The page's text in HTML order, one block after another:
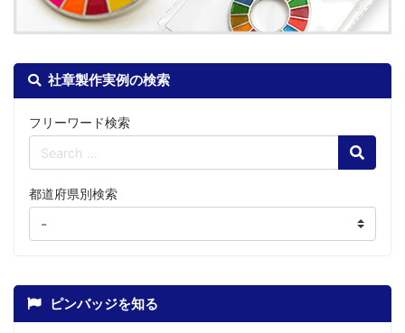
社章製作実例の検索
フリーワード検索
Search
都道府県別検索
ピンバッジを知る